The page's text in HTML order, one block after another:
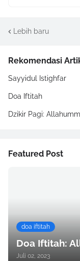
Lebih baru
Rekomendasi
Sayyidul Istighfar
Doa Iftitah
Dzikir Pagi:
Featured Post
doa iftitah
Doa Iftitah:
Juli 02, 2023